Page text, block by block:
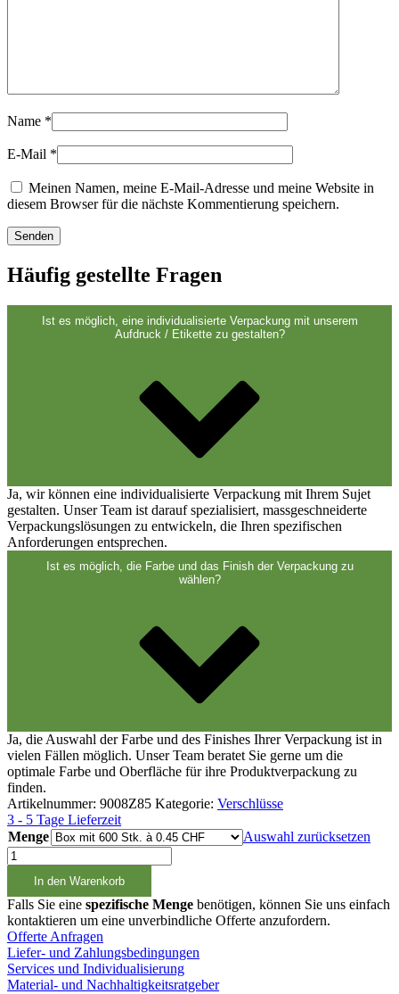
Spirituosenflaschen(81)
Sprüher(18)
Tanks (2)
Verschlüsse(173)
Weinflaschen und Sektflaschen
Name *
E-Mail *
Meinen Namen, meine E-Mail-Adresse und meine Website in
diesem Browser für die nächste Kommentierung speichern.
Häufig gestellte Fragen
Ist es möglich, eine individualisierte Verpackung mit unserem
Aufdruck / Etikette zu gestalten?
Ja, wir können eine individualisierte Verpackung mit Ihrem Sujet
gestalten. Unser Team ist darauf spezialisiert, massgeschneiderte
Verpackungslösungen zu entwickeln, die Ihren spezifischen
Anforderungen entsprechen.
Ist es möglich, die Farbe und das Finish der Verpackung zu
wählen?
Ja, die Auswahl der Farbe und des Finishes Ihrer Verpackung ist in
vielen Fällen möglich. Unser Team beratet Sie gerne um die
optimale Farbe und Oberfläche für ihre Produktverpackung zu
finden.
Artikelnummer: 9008Z85 Kategorie: Verschlüsse
3 - 5 Tage Lieferzeit
Menge
Auswahl zurücksetzen
Originalitätsverschluss
Weiss
28
Menge
In den Warenkorb
Falls Sie eine spezifische Menge benötigen, können Sie uns einfach
kontaktieren um eine unverbindliche Offerte anzufordern.
Offerte Anfragen
Liefer- und Zahlungsbedingungen
Services und Individualisierung
Material- und Nachhaltigkeitsratgeber